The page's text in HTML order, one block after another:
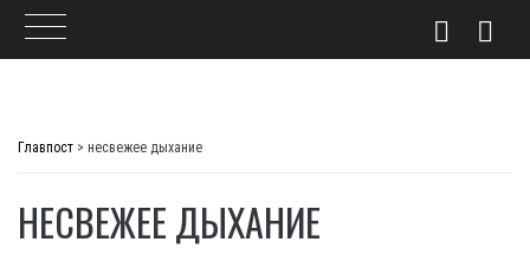
Главпост > несвежее дыхание
НЕСВЕЖЕЕ ДЫХАНИЕ